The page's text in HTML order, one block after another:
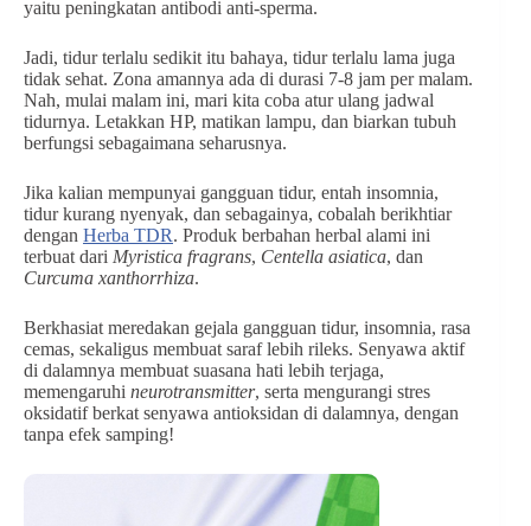
yaitu peningkatan antibodi anti-sperma.
Jadi, tidur terlalu sedikit itu bahaya, tidur terlalu lama juga
tidak sehat. Zona amannya ada di durasi 7-8 jam per malam.
Nah, mulai malam ini, mari kita coba atur ulang jadwal
tidurnya. Letakkan HP, matikan lampu, dan biarkan tubuh
berfungsi sebagaimana seharusnya.
Jika kalian mempunyai gangguan tidur, entah insomnia,
tidur kurang nyenyak, dan sebagainya, cobalah berikhtiar
dengan Herba TDR. Produk berbahan herbal alami ini
terbuat dari Myristica fragrans, Centella asiatica, dan
Curcuma xanthorrhiza.
Berkhasiat meredakan gejala gangguan tidur, insomnia, rasa
cemas, sekaligus membuat saraf lebih rileks. Senyawa aktif
di dalamnya membuat suasana hati lebih terjaga,
memengaruhi neurotransmitter, serta mengurangi stres
oksidatif berkat senyawa antioksidan di dalamnya, dengan
tanpa efek samping!